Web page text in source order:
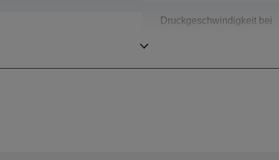
Druckgeschwindigkeit bei